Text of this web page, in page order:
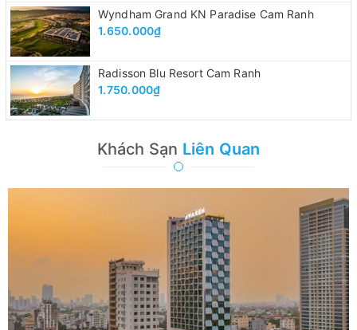
Wyndham Grand KN Paradise Cam Ranh
1.650.000₫
Radisson Blu Resort Cam Ranh
1.750.000₫
Khách Sạn Liên Quan